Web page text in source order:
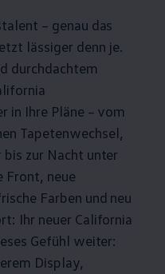
– genau das
lässiger denn je.
durchdachtem
in Ihre Pläne – vom
Tapetenwechsel,
zur Nacht unter
Front, neue
Farben und neu
Ihr neuer California
Gefühl weiter:
Display,